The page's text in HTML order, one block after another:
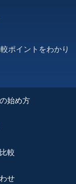
ポイントをわかり
始め方
較
せ